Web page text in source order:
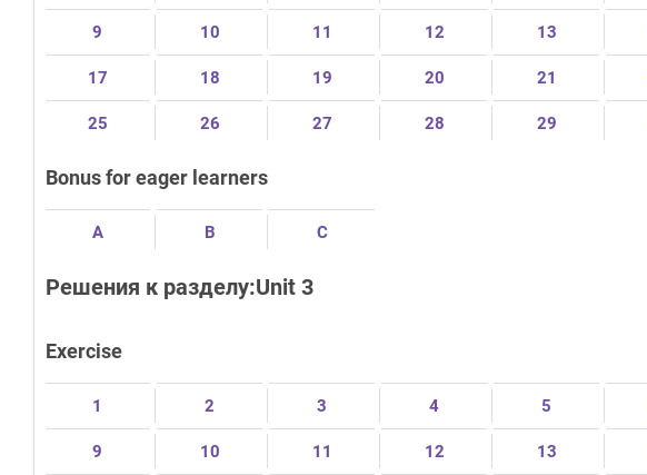
9 10 11 12 13
17 18 19 20 21
25 26 27 28 29
Bonus for eager learners
A B C
Решения к разделу:Unit 3
Exercise
1 2 3 4 5
9 10 11 12 13